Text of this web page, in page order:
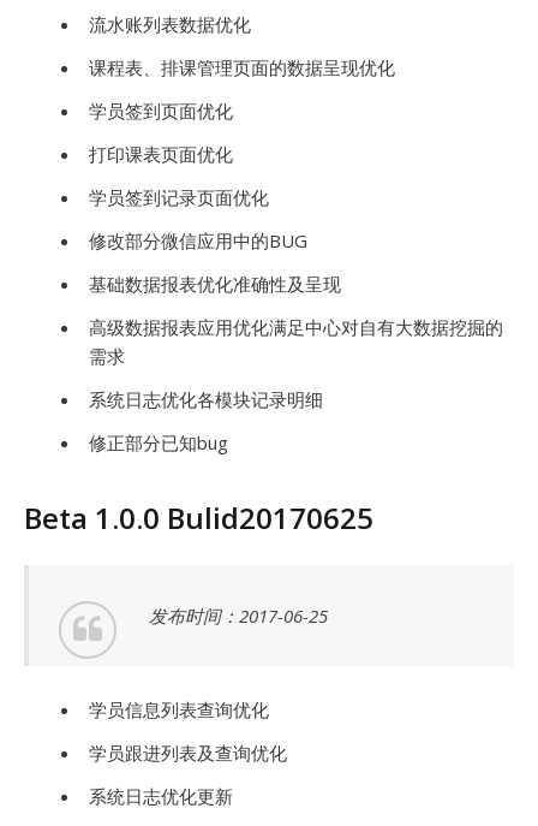
流水账列表数据优化
课程表、排课管理页面的数据呈现优化
学员签到页面优化
打印课表页面优化
学员签到记录页面优化
修改部分微信应用中的BUG
基础数据报表优化准确性及呈现
高级数据报表应用优化满足中心对自有大数据挖掘的
需求
系统日志优化各模块记录明细
修正部分已知bug
Beta 1.0.0 Bulid20170625
发布时间：2017-06-25
学员信息列表查询优化
学员跟进列表及查询优化
系统日志优化更新